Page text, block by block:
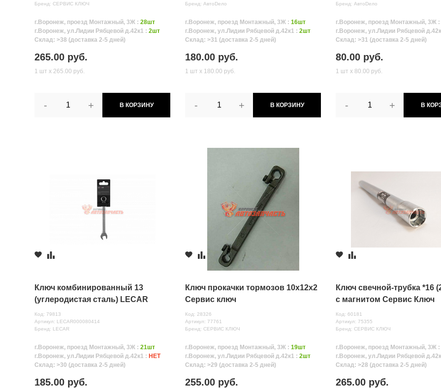
Бренд: СЕРВИС КЛЮЧ
г.Воронеж, проезд Монтажный, 3Ж : 28шт
г.Воронеж, ул.Лидии Рябцевой д.42к1 : 2шт
Склад: >38 (доставка 2-5 дней)
265.00 руб.
1 шт х 265.00 руб.
- + В КОРЗИНУ
Бренд: АвтоDело
г.Воронеж, проезд Монтажный, 3Ж :16шт
г.Воронеж, ул.Лидии Рябцевой д.42к1 :2шт
Склад: >31 (доставка 2-5 дней)
180.00 руб.
1 шт х 180.00 руб.
- + В КОРЗИНУ
Бренд: АвтоDело
г.Воронеж, проезд Монтажный, 3Ж
г.Воронеж, ул.Лидии Рябцевой
Склад: >31 (доставка 2-5 дней)
80.00 руб.
1 шт х 80.00 руб.
- + В
Ключ комбинированный 13
(углеродистая сталь) LECAR
Код: 79813
Артикул: LECAR000080414
Бренд: LECAR
г.Воронеж, проезд Монтажный, 3Ж : 21шт
г.Воронеж, ул.Лидии Рябцевой д.42к1 : НЕТ
Склад: >30 (доставка 2-5 дней)
185.00 руб.
Ключ прокачки тормозов 10х12х2
Сервис ключ
Код: 28326
Артикул: 77761
Бренд: СЕРВИС КЛЮЧ
г.Воронеж, проезд Монтажный, 3Ж :19шт
г.Воронеж, ул.Лидии Рябцевой д.42к1 :2шт
Склад: >29 (доставка 2-5 дней)
255.00 руб.
Ключ свечной-трубка *16
с магнитом Сервис Ключ
Код: 60181
Артикул: 75355
Бренд: СЕРВИС КЛЮЧ
г.Воронеж, проезд Монтажный, 3Ж
г.Воронеж, ул.Лидии Рябцевой
Склад: >28 (доставка 2-5 дней)
265.00 руб.